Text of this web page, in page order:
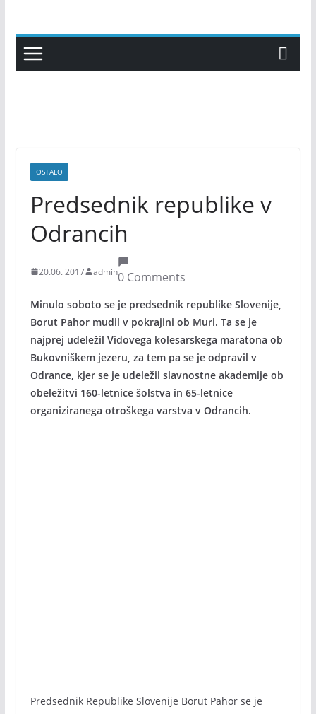
content
OSTALO
Predsednik republike v
Odrancih
20.06. 2017 admin0 Comments
Minulo soboto se je predsednik republike Slovenije,
Borut Pahor mudil v pokrajini ob Muri. Ta se je
najprej udeležil Vidovega kolesarskega maratona ob
Bukovniškem jezeru, za tem pa se je odpravil v
Odrance, kjer se je udeležil slavnostne akademije ob
obeležitvi 160-letnice šolstva in 65-letnice
organiziranega otroškega varstva v Odrancih.
Predsednik Republike Slovenije Borut Pahor se je